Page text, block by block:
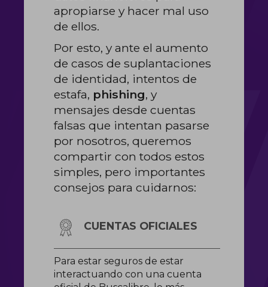
apropiarse y hacer mal uso
de ellos.
Por esto, y ante el aumento
de casos de suplantaciones
de identidad, intentos de
estafa, phishing, y
mensajes desde cuentas
falsas que intentan pasarse
por nosotros, queremos
compartir con todos estos
simples, pero importantes
consejos para cuidarnos:
CUENTAS OFICIALES
Para estar seguros de estar
interactuando con una cuenta